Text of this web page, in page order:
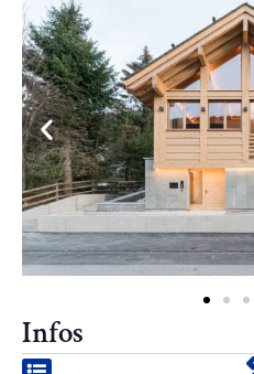
Infos